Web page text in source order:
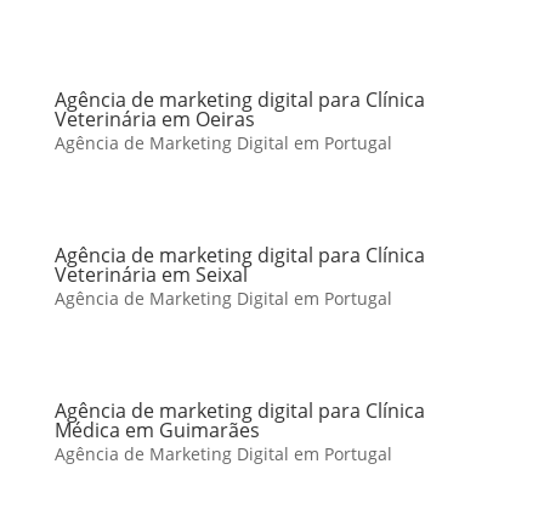
Agência de marketing digital para Clínica
Veterinária em Oeiras
Agência de Marketing Digital em Portugal
Agência de marketing digital para Clínica
Veterinária em Seixal
Agência de Marketing Digital em Portugal
Agência de marketing digital para Clínica
Médica em Guimarães
Agência de Marketing Digital em Portugal